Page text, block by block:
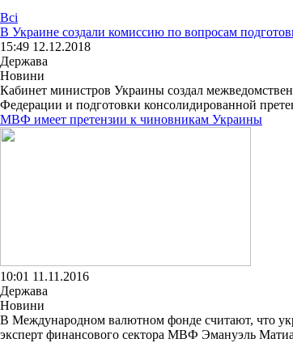
Всі
В Украине создали комиссию по вопросам
15:49 12.12.2018
Держава
Новини
Кабинет министров Украины создал
Федерации и подготовки консолидированной
МВФ имеет претензии к чиновникам Украины
10:01 11.11.2016
Держава
Новини
В Международном валютном фонде считают, что
эксперт финансового сектора МВФ Эмануэль